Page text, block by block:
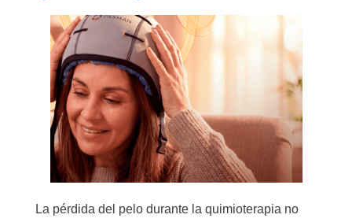
La pérdida del pelo durante la quimioterapia no